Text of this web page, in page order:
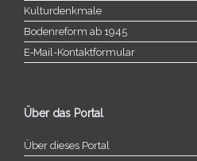
Kulturdenkmale
Bodenreform ab 1945
E‑Mail-​​Kontaktformular
Über das Portal
Über dieses Portal